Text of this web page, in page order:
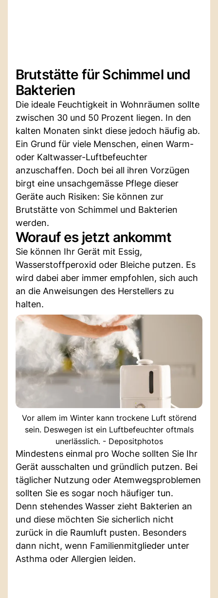
Brutstätte für Schimmel und
Bakterien
Die ideale Feuchtigkeit in Wohnräumen sollte
zwischen 30 und 50 Prozent liegen. In den
kalten Monaten sinkt diese jedoch häufig ab.
Ein Grund für viele Menschen, einen Warm-
oder Kaltwasser-Luftbefeuchter
anzuschaffen. Doch bei all ihren Vorzügen
birgt eine unsachgemässe Pflege dieser
Geräte auch Risiken: Sie können zur
Brutstätte von Schimmel und Bakterien
werden.
Worauf es jetzt ankommt
Sie können Ihr Gerät mit Essig,
Wasserstoffperoxid oder Bleiche putzen. Es
wird dabei aber immer empfohlen, sich auch
an die Anweisungen des Herstellers zu
halten.
Vor allem im Winter kann trockene Luft störend
sein. Deswegen ist ein Luftbefeuchter oftmals
unerlässlich. - Depositphotos
Mindestens einmal pro Woche sollten Sie Ihr
Gerät ausschalten und gründlich putzen. Bei
täglicher Nutzung oder Atemwegsproblemen
sollten Sie es sogar noch häufiger tun.
Denn stehendes Wasser zieht Bakterien an
und diese möchten Sie sicherlich nicht
zurück in die Raumluft pusten. Besonders
dann nicht, wenn Familienmitglieder unter
Asthma oder Allergien leiden.